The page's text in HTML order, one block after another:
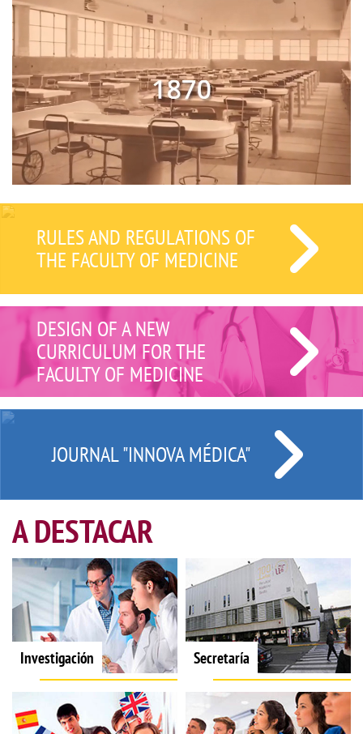
RULES AND REGULATIONS OF
THE FACULTY OF MEDICINE
DESIGN OF A NEW
CURRICULUM FOR THE
FACULTY OF MEDICINE
JOURNAL "INNOVA MÉDICA"
A DESTACAR
Investigación Secretaría